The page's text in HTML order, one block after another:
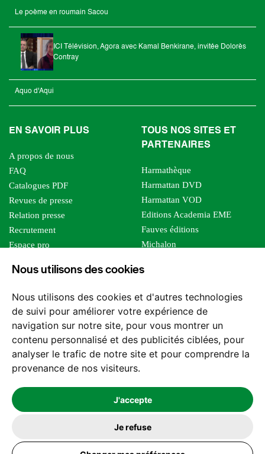
Nous utilisons des cookies
Nous utilisons des cookies et d'autres technologies
de suivi pour améliorer votre expérience de
navigation sur notre site, pour vous montrer un
contenu personnalisé et des publicités ciblées, pour
analyser le trafic de notre site et pour comprendre la
provenance de nos visiteurs.
J'accepte
Je refuse
Le poème en roumain Sacou
ICI Télévision, Agora avec Kamal Benkirane, invitée Dolorès
Contray
Aquo d'Aqui
EN SAVOIR PLUS
A propos de nous
FAQ
Catalogues PDF
Revues de presse
Relation presse
Recrutement
Espace pro
Foreign rights
TOUS NOS SITES ET
PARTENAIRES
Harmathèque
Harmattan DVD
Harmattan VOD
Editions Academia EME
Fauves éditions
Michalon
Editions Sutton
Les impliqués
Tous les éditeurs
Nos structures
Nous contacter
2026 -© Les Editions l'Harmattan. Tous droits réservés - Site réalisé par